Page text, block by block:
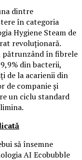
dintre
în categoria
Hygiene Steam de
revoluționară.
pătrunzând în fibrele
din bacterii,
de la acarienii din
de companie și
un ciclu standard
să însemne
AI Ecobubble